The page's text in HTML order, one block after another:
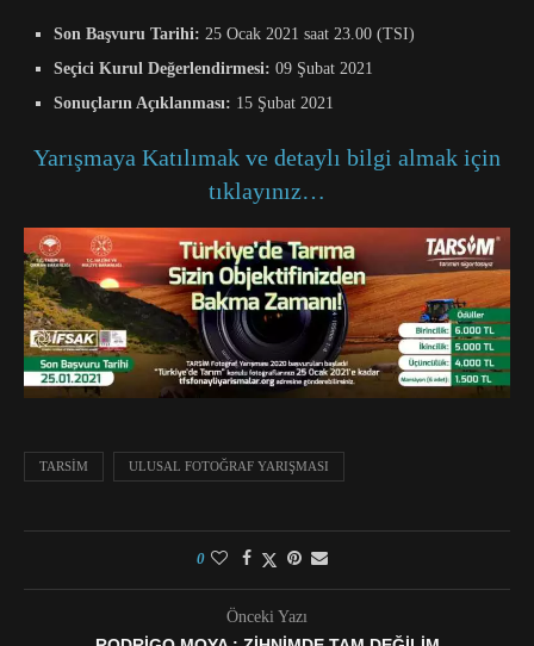
Son Başvuru Tarihi: 25 Ocak 2021 saat 23.00 (TSI)
Seçici Kurul Değerlendirmesi: 09 Şubat 2021
Sonuçların Açıklanması: 15 Şubat 2021
Yarışmaya Katılımak ve detaylı bilgi almak için
tıklayınız…
TARSIM ULUSAL FOTOĞRAF YARIŞMASI
0
Önceki Yazı